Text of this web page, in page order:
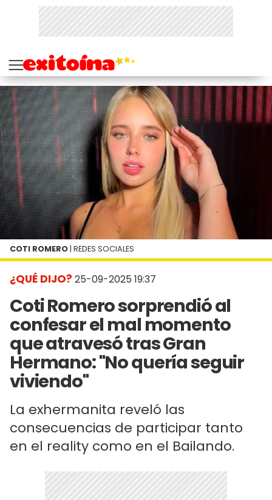
¿QUÉ DIJO? 25-09-2025 19:37
Coti Romero sorprendió al
confesar el mal momento
que atravesó tras Gran
Hermano: "No quería seguir
viviendo"
La exhermanita reveló las
consecuencias de participar tanto
en el reality como en el Bailando.
COTI ROMERO | REDES SOCIALES